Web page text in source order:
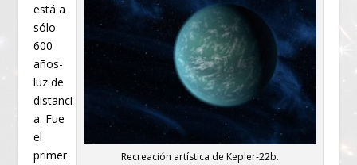
Recreación artística de Kepler-22b.
está a
sólo
600
años-
luz de
distanci
a. Fue
el
primer